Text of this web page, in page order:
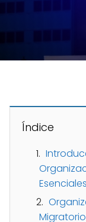
Índice